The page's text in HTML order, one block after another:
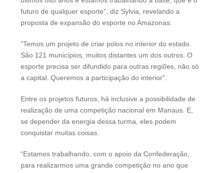
futuro de qualquer esporte”, diz Sylvia, revelando a
proposta de expansão do esporte no Amazonas:
“Temos um projeto de criar polos no interior do estado.
São 121 municípios, muitos distantes um dos outros. O
esporte precisa ser difundido para outras regiões, não só
a capital. Queremos a participação do interior”.
Entre os projetos futuros, há inclusive a possibilidade de
realização de uma competição nacional em Manaus. E,
se depender da energia dessa turma, eles podem
conquistar muitas coisas.
“Estamos trabalhando, com o apoio da Confederação,
para realizarmos uma grande competição no ano que